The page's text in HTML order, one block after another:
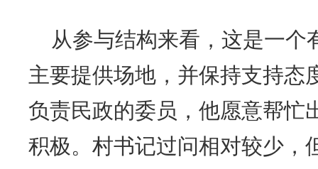
从参与结构来看，这是一个
主要提供场地，并保持支持态
负责民政的委员，他愿意帮忙
积极。村书记过问相对较少，